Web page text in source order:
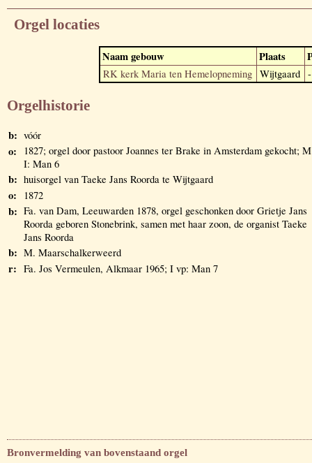
Orgel locaties
Naam gebouw Plaats
RK kerk Maria ten Hemelopneming Wijtgaard -
Orgelhistorie
b: vóór
o:
1827; orgel door pastoor Joannes ter Brake in Amsterdam gekocht; M
I: Man 6
b: huisorgel van Taeke Jans Roorda te Wijtgaard
o: 1872
b: Fa. van Dam, Leeuwarden 1878, orgel geschonken door Grietje Jans
Roorda geboren Stonebrink, samen met haar zoon, de organist Taeke
Jans Roorda
b: M. Maarschalkerweerd
r: Fa. Jos Vermeulen, Alkmaar 1965; I vp: Man 7
Bronvermelding van bovenstaand orgel